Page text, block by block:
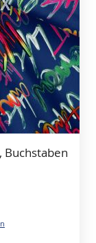
Buchstaben